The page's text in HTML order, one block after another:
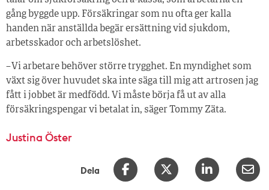
gång byggde upp. Försäkringar som nu ofta ger kalla
handen när anställda begär ersättning vid sjukdom,
arbetsskador och arbetslöshet.
– Vi arbetare behöver större trygghet. En myndighet som
växt sig över huvudet ska inte säga till mig att artrosen jag
fått i jobbet är medfödd. Vi måste börja få ut av alla
försäkringspengar vi betalat in, säger Tommy Zäta.
Justina Öster
Dela